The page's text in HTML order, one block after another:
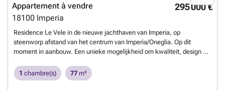
295 000 €
Appartement à vendre
18100 Imperia
Residence Le Vele in de nieuwe jachthaven van Imperia, op
steenworp afstand van het centrum van Imperia/Oneglia. Op dit
moment in aanbouw. Een unieke mogelijkheid om kwaliteit, design en
het specifieke appartement hier aangeboden. Appartement 1: 77 m2
op de begane grond, bestaat uit: woonkamer met open keuken en
1 chambre(s) 77 m²